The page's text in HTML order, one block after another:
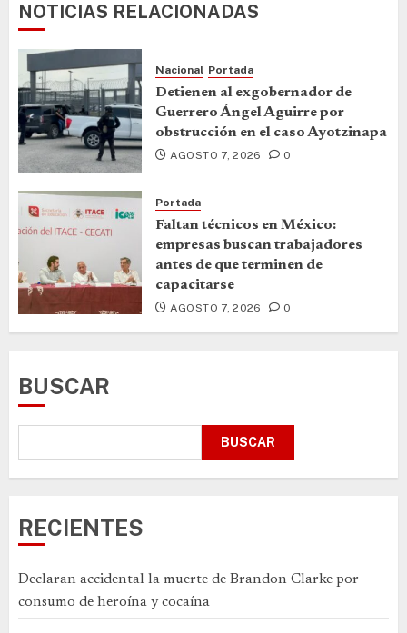
NOTICIAS RELACIONADAS
Nacional Portada
Detienen al exgobernador de
Guerrero Ángel Aguirre por
obstrucción en el caso Ayotzinapa
AGOSTO 7, 2026 0
Portada
Faltan técnicos en México:
empresas buscan trabajadores
antes de que terminen de
capacitarse
AGOSTO 7, 2026 0
BUSCAR
BUSCAR
RECIENTES
Declaran accidental la muerte de Brandon Clarke por
consumo de heroína y cocaína